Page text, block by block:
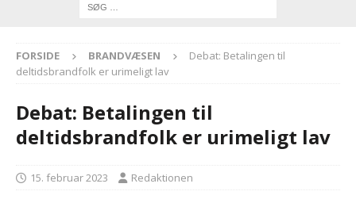
FORSIDE BRANDVÆSEN
Debat: Betalingen til
deltidsbrandfolk er urimeligt lav
Debat: Betalingen til
deltidsbrandfolk er urimeligt lav
15. februar 2023 Redaktionen